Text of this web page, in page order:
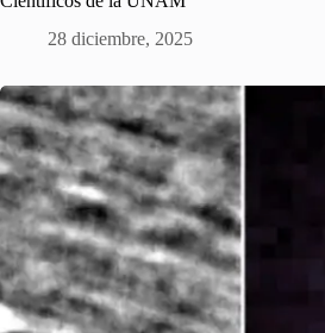
28 diciembre, 2025